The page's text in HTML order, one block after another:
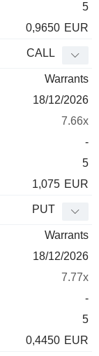
5
0,9650 EUR
CALL
Warrants
18/12/2026
7.66x
-
5
1,075 EUR
PUT
Warrants
18/12/2026
7.77x
-
5
0,4450 EUR